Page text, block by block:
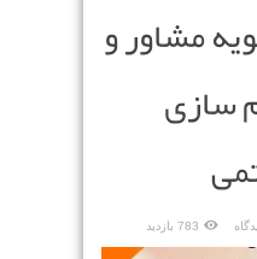
مشاور و
783 بازدید